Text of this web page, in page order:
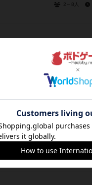
2～8人
3～6人
3～6人
3～8人